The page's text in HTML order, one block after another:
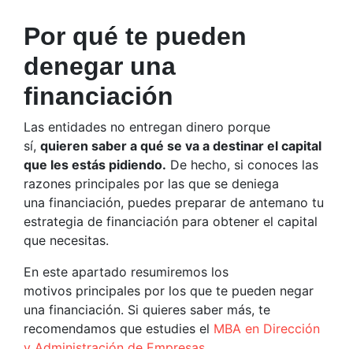
Por qué te pueden
denegar una
financiación
Las entidades no entregan dinero porque
sí, quieren saber a qué se va a destinar el capital
que les estás pidiendo. De hecho, si conoces las
razones principales por las que se deniega
una financiación, puedes preparar de antemano tu
estrategia de financiación para obtener el capital
que necesitas.
En este apartado resumiremos los
motivos principales por los que te pueden negar
una financiación. Si quieres saber más, te
recomendamos que estudies el MBA en Dirección